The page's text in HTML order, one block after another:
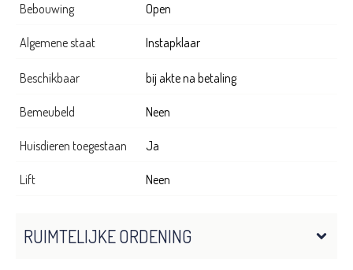
Bebouwing Open
Algemene staat Instapklaar
Beschikbaar bij akte na betaling
Bemeubeld Neen
Huisdieren toegestaan Ja
Lift Neen
RUIMTELIJKE ORDENING